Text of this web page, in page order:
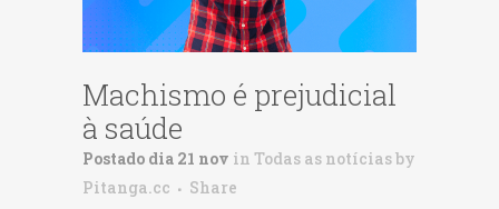
Machismo é prejudicial
à saúde
Postado dia 21 nov in Todas as notíciasby
Pitanga.cc
Share